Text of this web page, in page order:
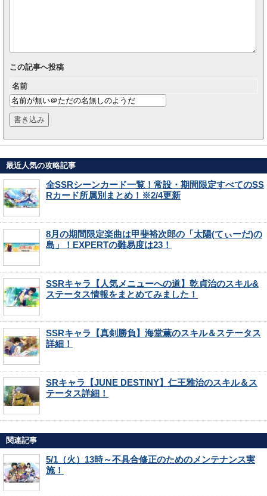
この記事へ投稿
名前
最近人気の攻略記事
全SSRシーンカード一覧！常設・期間限定すべてのSS
Rカード所属別まとめ！※2/4更新
8月の期間限定楽曲は甲斐裕次郎の「太陽(てぃーだ)の
島」！EXPERTの難易度は23！
SSRキャラ【人気メニューへの道】乾貞治のスキル&
ステータス情報をまとめてみました！
SSRキャラ【真剣勝負】海堂薫のスキル＆ステータス
詳細！
SRキャラ【JUNE DESTINY】仁王雅治のスキル＆ス
テータス詳細！
関連記事
5/1（火）13時～不具合修正のためのメンテナンス実
施！